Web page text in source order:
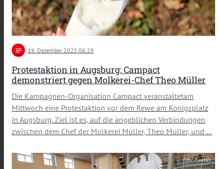
notes 16 . Dezember 2025 06:29
Protestaktion in Augsburg: Campact
demonstriert gegen Molkerei-Chef Theo Müller
Die Kampagnen-Organisation Campact veranstaltetam
Mittwoch eine Protestaktion vor dem Rewe am Königsplatz
in Augsburg. Ziel ist es, auf die angeblichen Verbindungen
zwischen dem Chef der Molkerei Müller, Theo Müller, und …
Foto: Pixabay